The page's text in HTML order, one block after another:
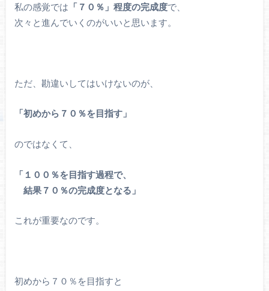
私の感覚では 「７０％」程度の完成度で、
次々と進んでいくのがいいと思います。
ただ、勘違いしてはいけないのが、
「初めから７０％を目指す」
のではなくて、
「１００％を目指す過程で、
結果７０％の完成度となる」
これが重要なのです。
初めから７０％を目指すと